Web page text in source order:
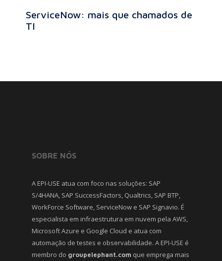
ServiceNow: mais que chamados de
TI
SOBRE NÓS
A EPI-USE atua com foco nas soluções: SAP
S/4HANA, SAP SuccessFactors, Qualtrics, SAP BTP,
WorkForce Software, ServiceNow e SAP Signavio. É
especialista em infraestrutura em nuvem pela AWS,
Microsoft Azure e Google Cloud e atua com
automação de testes e observabilidade. A EPI-USE é
membro do groupelephant.com que emprega mais